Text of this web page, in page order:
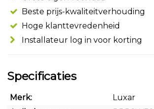
Beste prijs-kwaliteitverhouding
Hoge klanttevredenheid
Installateur log in voor korting
Specificaties
Merk:
Luxar